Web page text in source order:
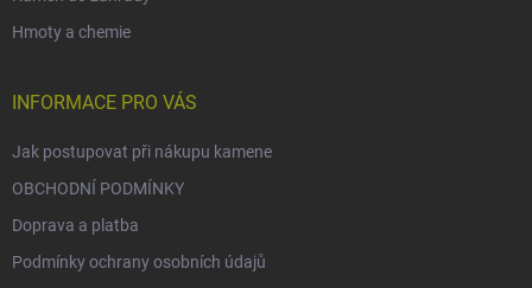
Hmoty a chemie
INFORMACE PRO VÁS
Jak postupovat při nákupu kamene
OBCHODNÍ PODMÍNKY
Doprava a platba
Podmínky ochrany osobních údajů